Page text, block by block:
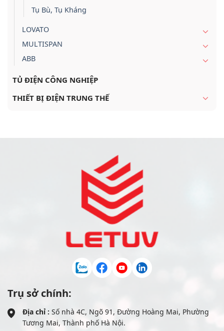
Tụ Bù, Tụ Kháng
LOVATO
MULTISPAN
ABB
TỦ ĐIỆN CÔNG NGHIỆP
THIẾT BỊ ĐIỆN TRUNG THẾ
Trụ sở chính:
Địa chỉ : Số nhà 4C, Ngõ 91, Đường Hoàng Mai, Phường
Tương Mai, Thành phố Hà Nội.